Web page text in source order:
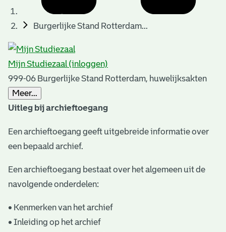
n
a
'
s
n
o
t
a
r
i
ë
l
e
Burgerlijke Stand Rotterdam...
Mijn Studiezaal (inloggen)
999-06 Burgerlijke Stand Rotterdam, huwelijksakten
Meer...
Uitleg bij archieftoegang
Een archieftoegang geeft uitgebreide informatie over
een bepaald archief.
Een archieftoegang bestaat over het algemeen uit de
navolgende onderdelen:
• Kenmerken van het archief
• Inleiding op het archief